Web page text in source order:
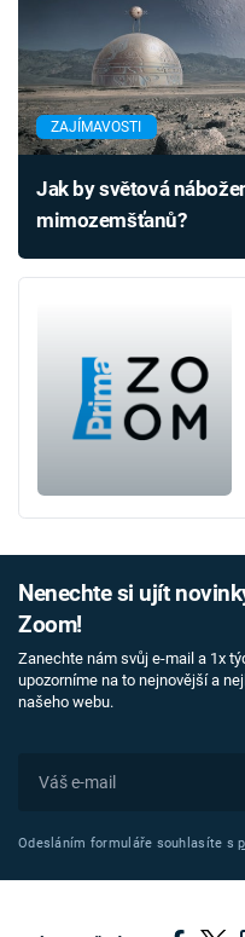
ZAJÍMAVOSTI
Jak by světová
mimozemšťanů?
Nenechte si ujít
Zoom!
Zanechte nám svůj e-mail a 1x
upozorníme na to nejnovější a
našeho webu.
Odesláním formuláře souhlasíte s